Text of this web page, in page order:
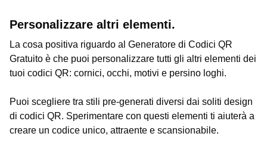
Personalizzare altri elementi.
La cosa positiva riguardo al Generatore di Codici QR
Gratuito è che puoi personalizzare tutti gli altri elementi dei
tuoi codici QR: cornici, occhi, motivi e persino loghi.
Puoi scegliere tra stili pre-generati diversi dai soliti design
di codici QR. Sperimentare con questi elementi ti aiuterà a
creare un codice unico, attraente e scansionabile.